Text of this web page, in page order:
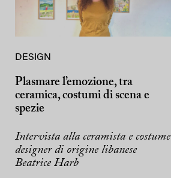
DESIGN
Plasmare l’emozione, tra
ceramica, costumi di scena e
spezie
Intervista alla ceramista e costume
designer di origine libanese
Beatrice Harb